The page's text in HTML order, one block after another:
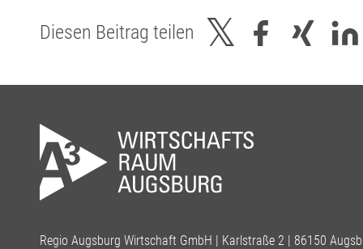
Diesen Beitrag teilen
Regio Augsburg Wirtschaft GmbH | Karlstraße 2 | 86150